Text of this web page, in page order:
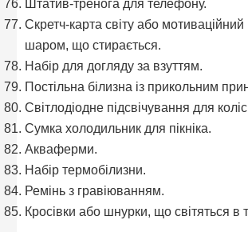
Штатив-тренога для телефону.
Скретч-карта світу або мотиваційний
шаром, що стирається.
Набір для догляду за взуттям.
Постільна білизна із прикольним
Світлодіодне підсвічування для
Сумка холодильник для пікніка.
Акваферми.
Набір термобілизни.
Ремінь з гравіюванням.
Кросівки або шнурки, що світяться в